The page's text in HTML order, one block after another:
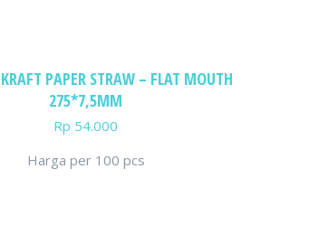
PAPER STRAW – FLAT MOUTH
275*7,5MM
Rp 54.000
Harga per 100 pcs